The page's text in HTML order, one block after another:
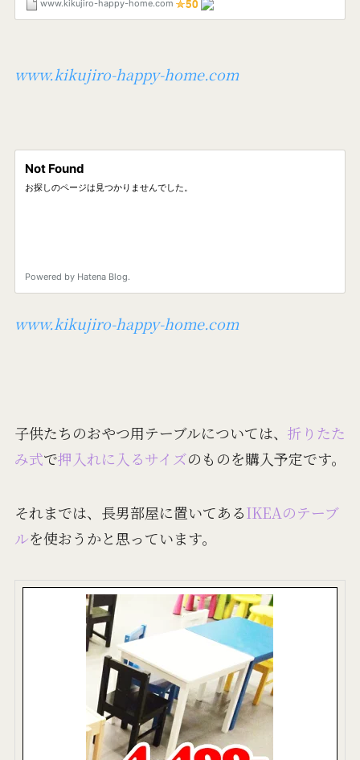
www.kikujiro-happy-home.com
www.kikujiro-happy-home.com
子供たちのおやつ用テーブルについては、 折りたた
み式で押入れに入るサイズのものを購入予定です。
それまでは、長男部屋に置いてあるIKEAのテーブ
ルを使おうかと思っています。